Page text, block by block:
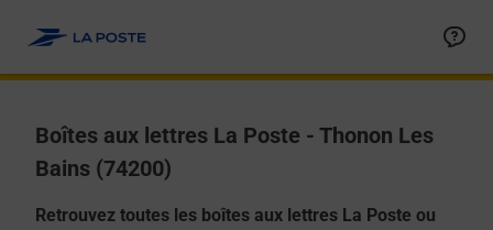
Boîtes aux lettres La Poste - Thonon Les
Bains (74200)
Retrouvez toutes les boîtes aux lettres La Poste ou